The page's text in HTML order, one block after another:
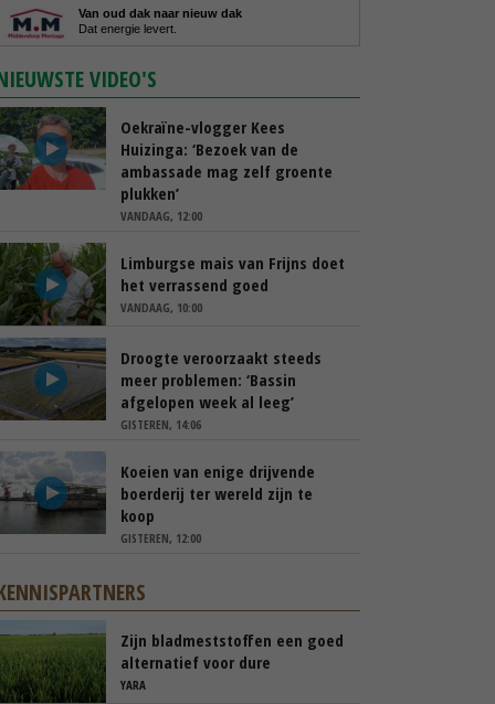
Van oud dak naar nieuw dak
Dat energie levert.
VIDEO'S
Oekraïne-vlogger Kees
Huizinga: ‘Bezoek van de
ambassade mag zelf groente
plukken’
VANDAAG, 12:00
Limburgse mais van Frijns doet
het verrassend goed
VANDAAG, 10:00
Droogte veroorzaakt steeds
meer problemen: ‘Bassin
afgelopen week al leeg’
GISTEREN, 14:06
Koeien van enige drijvende
boerderij ter wereld zijn te
koop
GISTEREN, 12:00
Zijn bladmeststoffen een goed
alternatief voor dure
kunstmest?
YARA